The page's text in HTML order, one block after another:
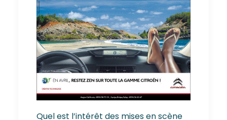
Quel est l’intérêt des mises en scène